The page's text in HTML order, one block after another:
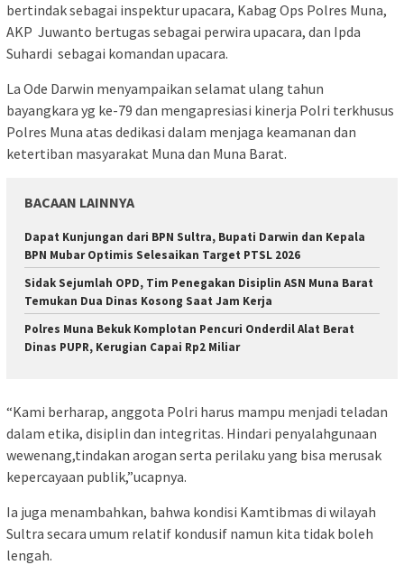
bertindak sebagai inspektur upacara, Kabag Ops Polres Muna,
AKP Juwanto bertugas sebagai perwira upacara, dan Ipda
Suhardi sebagai komandan upacara.
La Ode Darwin menyampaikan selamat ulang tahun
bayangkara yg ke-79 dan mengapresiasi kinerja Polri terkhusus
Polres Muna atas dedikasi dalam menjaga keamanan dan
ketertiban masyarakat Muna dan Muna Barat.
BACAAN LAINNYA
Dapat Kunjungan dari BPN Sultra, Bupati Darwin dan Kepala
BPN Mubar Optimis Selesaikan Target PTSL 2026
Sidak Sejumlah OPD, Tim Penegakan Disiplin ASN Muna Barat
Temukan Dua Dinas Kosong Saat Jam Kerja
Polres Muna Bekuk Komplotan Pencuri Onderdil Alat Berat
Dinas PUPR, Kerugian Capai Rp2 Miliar
“Kami berharap, anggota Polri harus mampu menjadi teladan
dalam etika, disiplin dan integritas. Hindari penyalahgunaan
wewenang,tindakan arogan serta perilaku yang bisa merusak
kepercayaan publik,”ucapnya.
Ia juga menambahkan, bahwa kondisi Kamtibmas di wilayah
Sultra secara umum relatif kondusif namun kita tidak boleh
lengah.